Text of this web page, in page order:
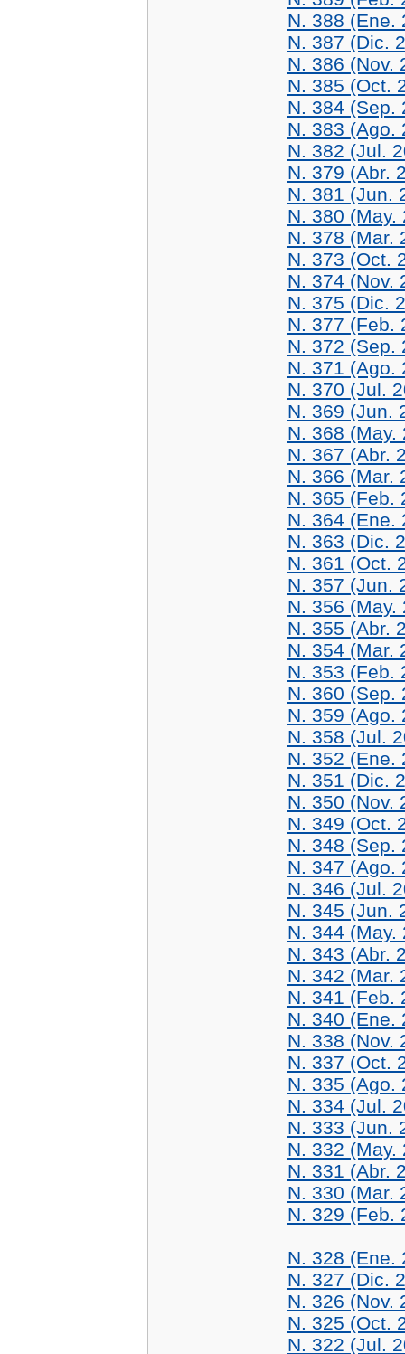
N. 388 (Ene.
N. 387 (Dic.
N. 386 (Nov.
N. 385 (Oct.
N. 384 (Sep.
N. 383 (Ago.
N. 382 (Jul.
N. 379 (Abr.
N. 381 (Jun.
N. 380 (May.
N. 378 (Mar.
N. 373 (Oct.
N. 374 (Nov.
N. 375 (Dic.
N. 377 (Feb.
N. 372 (Sep.
N. 371 (Ago.
N. 370 (Jul.
N. 369 (Jun.
N. 368 (May.
N. 367 (Abr.
N. 366 (Mar.
N. 365 (Feb.
N. 364 (Ene.
N. 363 (Dic.
N. 361 (Oct.
N. 357 (Jun.
N. 356 (May.
N. 355 (Abr.
N. 354 (Mar.
N. 353 (Feb.
N. 360 (Sep.
N. 359 (Ago.
N. 358 (Jul.
N. 352 (Ene.
N. 351 (Dic.
N. 350 (Nov.
N. 349 (Oct.
N. 348 (Sep.
N. 347 (Ago.
N. 346 (Jul.
N. 345 (Jun.
N. 344 (May.
N. 343 (Abr.
N. 342 (Mar.
N. 341 (Feb.
N. 340 (Ene.
N. 338 (Nov.
N. 337 (Oct.
N. 335 (Ago.
N. 334 (Jul.
N. 333 (Jun.
N. 332 (May.
N. 331 (Abr.
N. 330 (Mar.
N. 329 (Feb.
N. 328 (Ene.
N. 327 (Dic.
N. 326 (Nov.
N. 325 (Oct.
N. 322 (Jul.